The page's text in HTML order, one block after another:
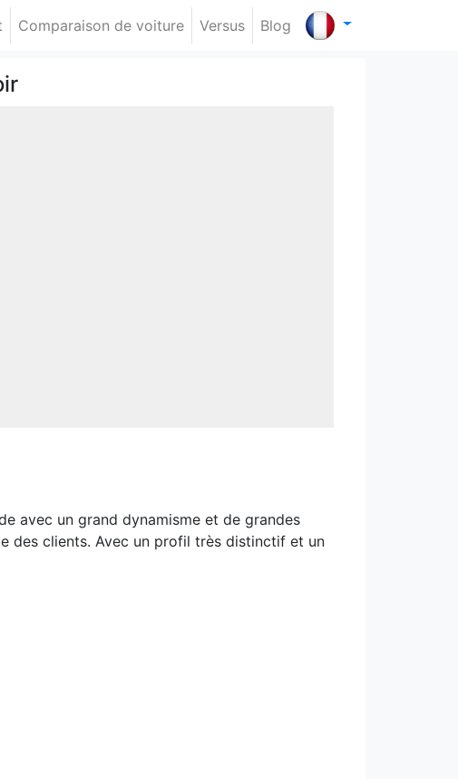
Comparaison de voiture Versus Blog
avec un grand dynamisme et de grandes
des clients. Avec un profil très distinctif et un